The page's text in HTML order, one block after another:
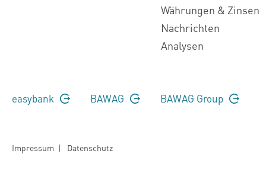
Währungen & Zinsen
Nachrichten
Analysen
easybank BAWAG BAWAG Group
Impressum | Datenschutz